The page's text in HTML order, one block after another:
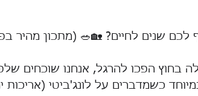
לכם שנים לחיים? 🏡🥗 (מתכון מהיר
בחוץ הפכו להרגל, אנחנו שוכחים
כשמדברים על לונג'ביטי (אריכות